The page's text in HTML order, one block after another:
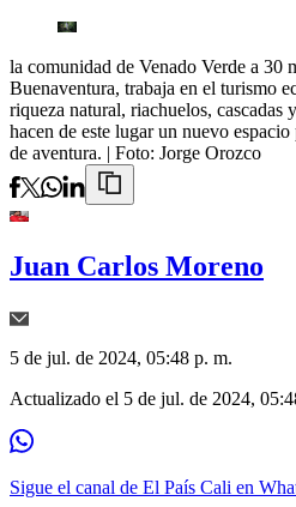
la comunidad de Venado Verde a 30
Buenaventura, trabaja en el turismo
riqueza natural, riachuelos, cascadas
hacen de este lugar un nuevo
de aventura. | Foto: Jorge Orozco
Juan Carlos Moreno
5 de jul. de 2024, 05:48 p. m.
Actualizado el 5 de jul. de 2024,
Sigue el canal de El País Cali en